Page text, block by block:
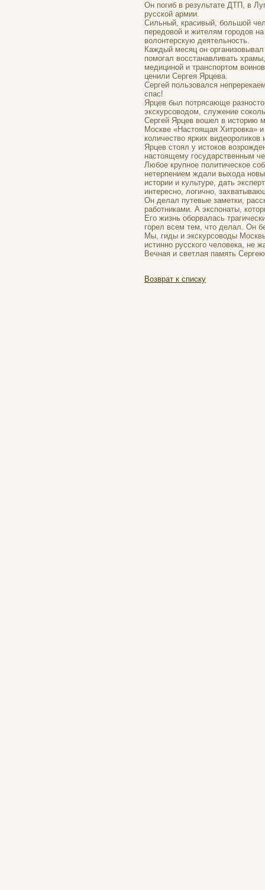
Он погиб в результате ДТП, в
русской армии.
Сильный, красивый, большой
передовой и жителям городов
волонтерскую деятельность.
Каждый месяц он
помогал восстанавливать
медициной и транспортом
ценили Сергея Ярцева.
Сергей пользовался
спас!
Ярцев был потрясающе
экскурсоводом, служение
Сергей Ярцев вошел в историю
Москве «Настоящая Хитровка»
количество ярких
Ярцев стоял у истоков
настоящему государственным
Любое крупное политическое
нетерпением ждали выхода
истории и культуре, дать
интересно, логично,
Он делал путевые заметки,
работниками. А экспонаты,
Его жизнь оборвалась
горел всем тем, что делал. Он
Мы, гиды и экскурсоводы
истинно русского человека, не
Вечная и светлая память
Возврат к списку